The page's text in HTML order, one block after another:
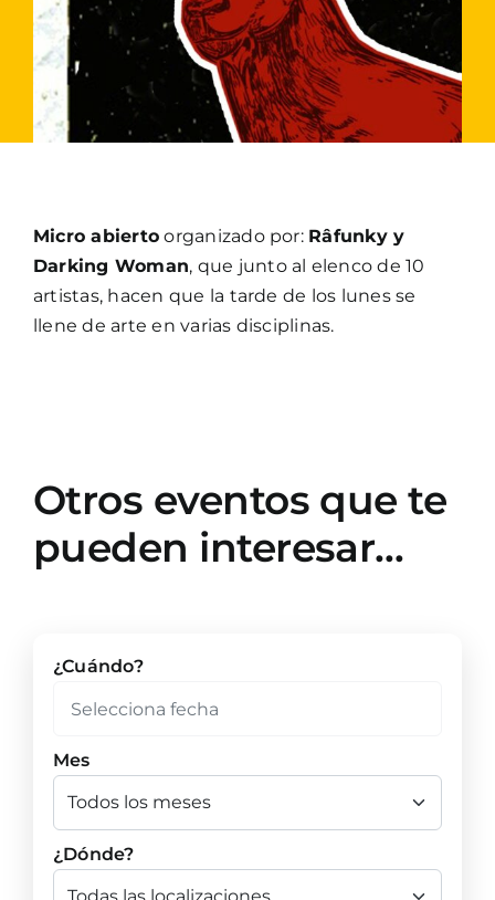
Micro abierto organizado por: Râfunky y
Darking Woman, que junto al elenco de 10
artistas, hacen que la tarde de los lunes se
llene de arte en varias disciplinas.
Otros eventos que te
pueden interesar…
¿Cuándo?
Mes
¿Dónde?